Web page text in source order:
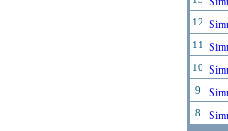
12
11
10
9
8